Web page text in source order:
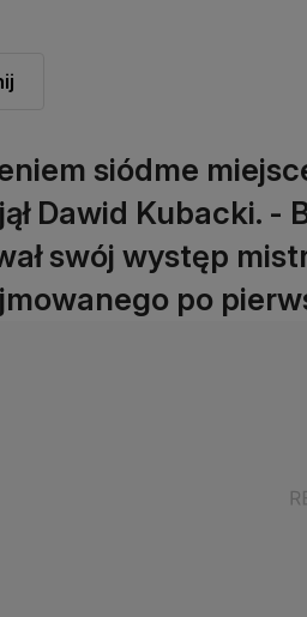
siódme
Dawid Kubacki. -
swój występ
po